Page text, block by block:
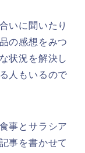
いに聞いたり
の感想をみつ
状況を解決し
人もいるので
事とサラシア
事を書かせて